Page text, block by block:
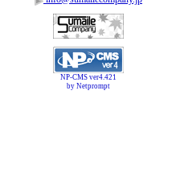
NP-CMS ver4.421
by Netprompt